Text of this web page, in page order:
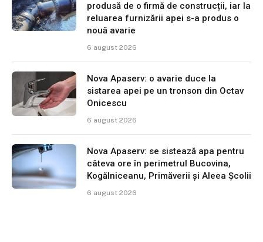
produsă de o firmă de construcții, iar la
reluarea furnizării apei s-a produs o
nouă avarie
6 august 2026
Nova Apaserv: o avarie duce la
sistarea apei pe un tronson din Octav
Onicescu
6 august 2026
Nova Apaserv: se sistează apa pentru
câteva ore în perimetrul Bucovina,
Kogălniceanu, Primăverii și Aleea Școlii
6 august 2026